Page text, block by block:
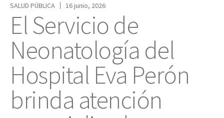
SALUD PÚBLICA
16 junio, 2026
El Servicio de
Neonatología del
Hospital Eva Perón
brinda atención